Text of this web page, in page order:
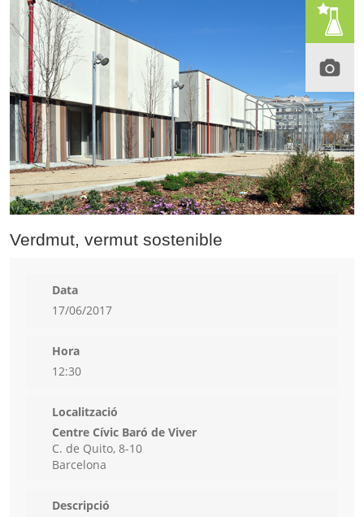
Verdmut, vermut sostenible
Data
17/06/2017
Hora
12:30
Localització
Centre Cívic Baró de Viver
C. de Quito, 8-10
Barcelona
Descripció